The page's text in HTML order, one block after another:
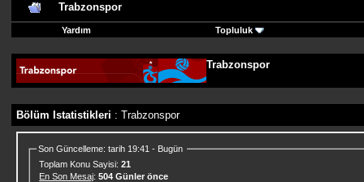
Trabzonspor
Yardım Topluluk
Trabzonspor
Bölüm Istatistikleri : Trabzonspor
Son Güncelleme: tarih 19:41 - Bugün
Toplam Konu Sayisi:21
En Son Mesaj:504 Günler önce